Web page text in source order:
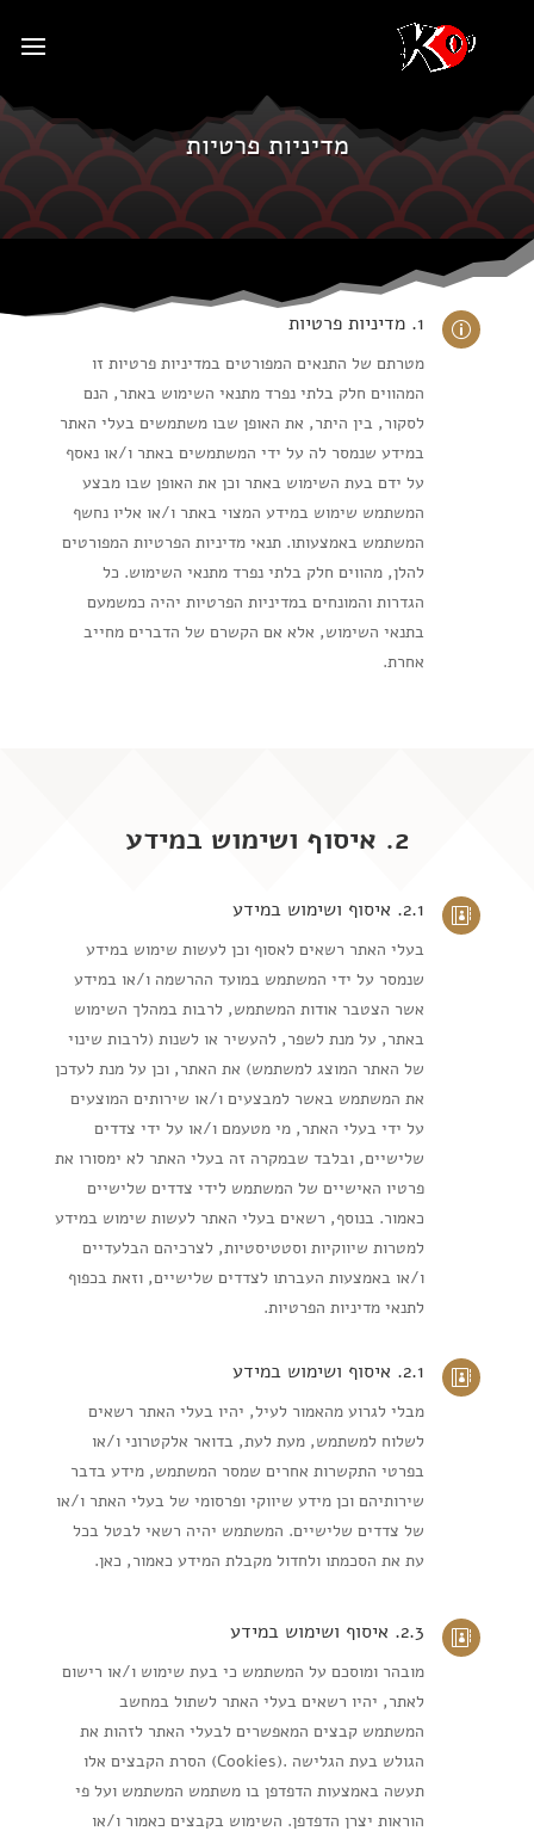
מדיניות פרטיות
p 1. מדיניות פרטיות
מטרתם של התנאים המפורטים במדיניות פרטיות זו
המהווים חלק בלתי נפרד מתנאי השימוש באתר, הנם
לסקור, בין היתר, את האופן שבו משתמשים בעלי האתר
במידע שנמסר לה על ידי המשתמשים באתר ו/או נאסף
על ידם בעת השימוש באתר וכן את האופן שבו מבצע
המשתמש שימוש במידע המצוי באתר ו/או אליו נחשף
המשתמש באמצעותו. תנאי מדיניות הפרטיות המפורטים
להלן, מהווים חלק בלתי נפרד מתנאי השימוש. כל
הגדרות והמונחים במדיניות הפרטיות יהיה כמשמעם
בתנאי השימוש, אלא אם הקשרם של הדברים מחייב
אחרת.
2. איסוף ושימוש במידע
 2.1. איסוף ושימוש במידע
בעלי האתר רשאים לאסוף וכן לעשות שימוש במידע
שנמסר על ידי המשתמש במועד ההרשמה ו/או במידע
אשר הצטבר אודות המשתמש, לרבות במהלך השימוש
באתר, על מנת לשפר, להעשיר או לשנות (לרבות שינוי
של האתר המוצג למשתמש) את האתר, וכן על מנת לעדכן
את המשתמש באשר למבצעים ו/או שירותים המוצעים
על ידי בעלי האתר, מי מטעמם ו/או על ידי צדדים
שלישיים, ובלבד שבמקרה זה בעלי האתר לא ימסורו את
פרטיו האישיים של המשתמש לידי צדדים שלישיים
כאמור. בנוסף, רשאים בעלי האתר לעשות שימוש במידע
למטרות שיווקיות וסטטיסטיות, לצרכיהם הבלעדיים
ו/או באמצעות העברתו לצדדים שלישיים, וזאת בכפוף
לתנאי מדיניות הפרטיות.
 2.1. איסוף ושימוש במידע
מבלי לגרוע מהאמור לעיל, יהיו בעלי האתר רשאים
לשלוח למשתמש, מעת לעת, בדואר אלקטרוני ו/או
בפרטי התקשרות אחרים שמסר המשתמש, מידע בדבר
שירותיהם וכן מידע שיווקי ופרסומי של בעלי האתר ו/או
של צדדים שלישיים. המשתמש יהיה רשאי לבטל בכל
עת את הסכמתו ולחדול מקבלת המידע כאמור, כאן.
 2.3. איסוף ושימוש במידע
מובהר ומוסכם על המשתמש כי בעת שימוש ו/או רישום
לאתר, יהיו רשאים בעלי האתר לשתול במחשב
המשתמש קבצים המאפשרים לבעלי האתר לזהות את
הגולש בעת הגלישה (Cookies). הסרת הקבצים אלו
תעשה באמצעות הדפדפן בו משתמש המשתמש ועל פי
הוראות יצרן הדפדפן. השימוש בקבצים כאמור ו/או